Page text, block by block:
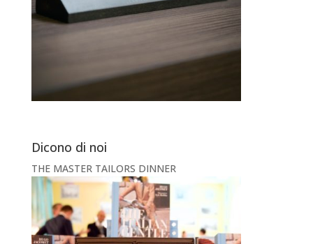
Dicono di noi
THE MASTER TAILORS DINNER